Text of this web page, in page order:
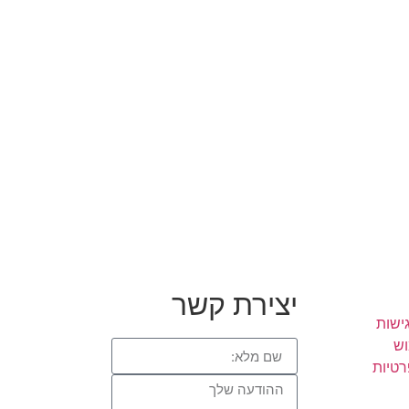
יצירת קשר